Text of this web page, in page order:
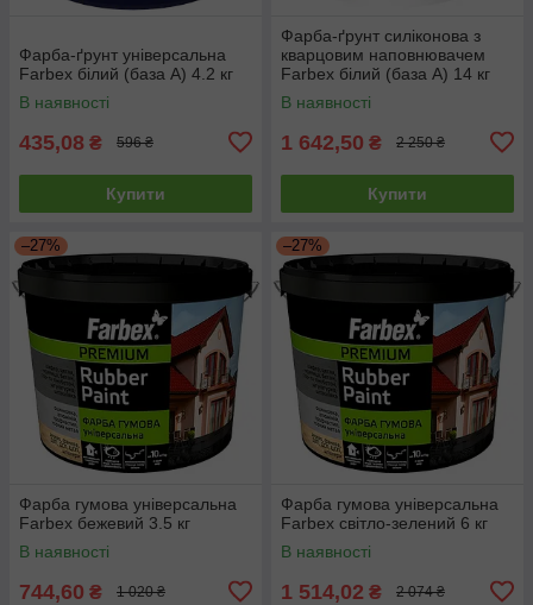
Фарба-ґрунт універсальна
Farbex білий (база А) 4.2 кг
В наявності
435,08 ₴ 596 ₴
Купити
Фарба-ґрунт силіконова з
кварцовим наповнювачем
Farbex білий (база А) 14 кг
В наявності
1 642,50 ₴ 2 250 ₴
Купити
–27%
Фарба гумова універсальна
Farbex бежевий 3.5 кг
В наявності
744,60 ₴ 1 020 ₴
–27%
Фарба гумова універсальна
Farbex світло-зелений 6 кг
В наявності
1 514,02 ₴ 2 074 ₴